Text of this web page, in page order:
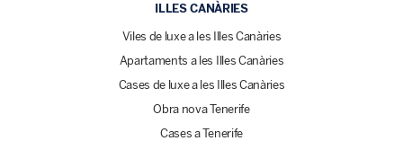
ILLES CANÀRIES
Viles de luxe a les Illes Canàries
Apartaments a les Illes Canàries
Cases de luxe a les Illes Canàries
Obra nova Tenerife
Cases a Tenerife